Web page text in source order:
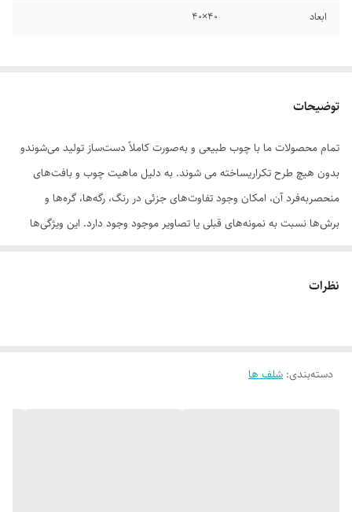
ابعاد ۴۰×۴۰
توضیحات
تمام محصولات ما با چوب طبیعی و به‌صورت کاملاً دست‌ساز تولید می‌شوندو
بدون هیچ طرح تکراریساخته می شوند. به دلیل ماهیت چوب و بافت‌های
منحصر‌به‌فرد آن، امکان وجود تفاوت‌های جزئی در رنگ، رگه‌ها، گره‌ها و
برش‌ها نسبت به نمونه‌های قبلی یا تصاویر موجود وجود دارد. این ویژگی‌ها
نمونه دیگری دقیقاً مثل اون وجود ندارد
نظرات
دسته‌بندی: شلف ها